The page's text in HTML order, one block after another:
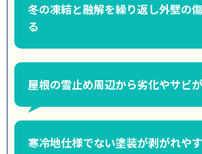
冬の凍結と融解を繰り返し外壁の
る
屋根の雪止め周辺から劣化やサビ
寒冷地仕様でない塗装が剥がれや